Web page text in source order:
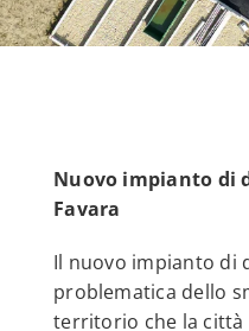
Nuovo impianto di
Favara
Il nuovo impianto di
problematica dello
territorio che la città